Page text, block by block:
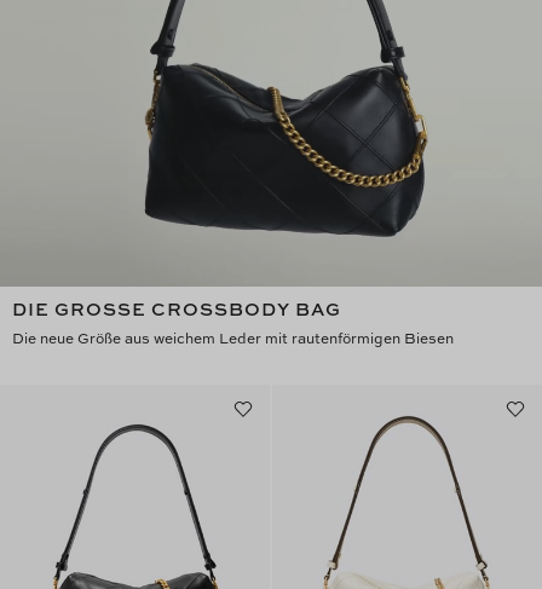
DIE GROSSE CROSSBODY BAG
Die neue Größe aus weichem Leder mit rautenförmigen Biesen